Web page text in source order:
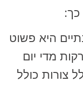
היא פשוט
מדי יום
צורות כולל